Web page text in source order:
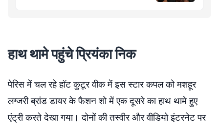
हाथ थामे पहुंचे प्रियंका निक
पेरिस में चल रहे हॉट कुटूर वीक में इस स्टार कपल को मशहूर
लग्जरी ब्रांड डायर के फैशन शो में एक दूसरे का हाथ थामे हुए
एंट्री करते देखा गया। दोनों की तस्वीर और वीडियो इंटरनेट पर